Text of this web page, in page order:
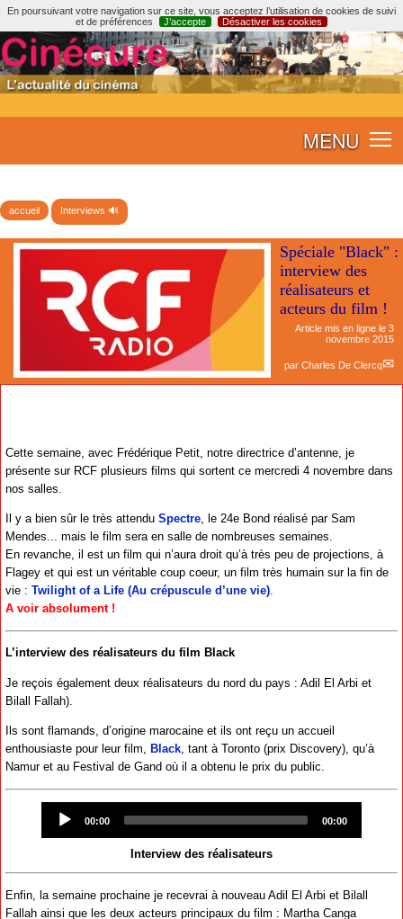
En poursuivant votre navigation sur ce site, vous acceptez l’utilisation de cookies de suivi
et de préférences
J’accepte Désactiver les cookies
MENU
accueil Interviews 🔊
Spéciale "Black" :
interview des
réalisateurs et
acteurs du film !
Article mis en ligne le 3
novembre 2015
par Charles De Clercq
Cette semaine, avec Frédérique Petit, notre directrice d’antenne, je
présente sur RCF plusieurs films qui sortent ce mercredi 4 novembre dans
nos salles.
Il y a bien sûr le très attendu Spectre, le 24e Bond réalisé par Sam
Mendes... mais le film sera en salle de nombreuses semaines.
En revanche, il est un film qui n’aura droit qu’à très peu de projections, à
Flagey et qui est un véritable coup coeur, un film très humain sur la fin de
vie : Twilight of a Life (Au crépuscule d’une vie).
A voir absolument !
L’interview des réalisateurs du film Black
Je reçois également deux réalisateurs du nord du pays : Adil El Arbi et
Bilall Fallah).
Ils sont flamands, d’origine marocaine et ils ont reçu un accueil
enthousiaste pour leur film, Black, tant à Toronto (prix Discovery), qu’à
Namur et au Festival de Gand où il a obtenu le prix du public.
00:00 00:00
Interview des réalisateurs
Enfin, la semaine prochaine je recevrai à nouveau Adil El Arbi et Bilall
Fallah ainsi que les deux acteurs principaux du film : Martha Canga